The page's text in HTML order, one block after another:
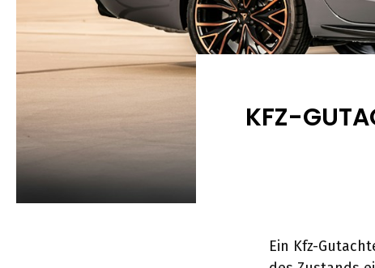
KFZ-
Ein Kfz-